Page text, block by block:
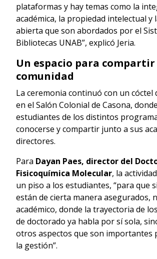
plataformas y hay temas como la
académica, la propiedad intelectual y
abierta que son abordados por el
Bibliotecas UNAB”, explicó Jeria.
Un espacio para compartir
comunidad
La ceremonia continuó con un cóctel
en el Salón Colonial de Casona,
estudiantes de los distintos
conocerse y compartir junto a sus
directores.
Para Dayan Paes, director del
Fisicoquímica Molecular, la
un piso a los estudiantes, “para que
están de cierta manera asegurados,
académico, donde la trayectoria de
de doctorado ya habla por sí sola,
otros aspectos que son importantes
la gestión”.